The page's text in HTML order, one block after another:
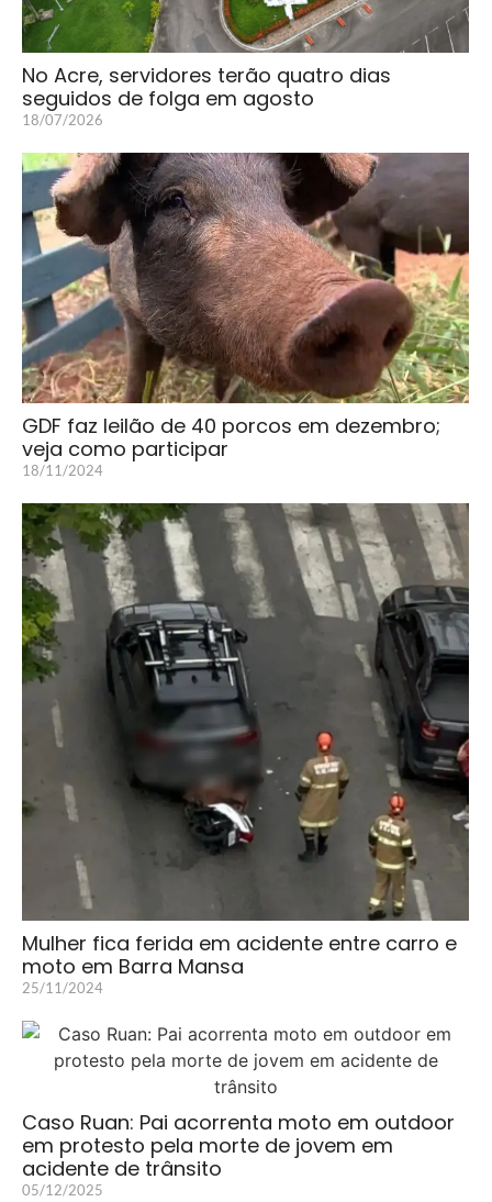
No Acre, servidores terão quatro dias
seguidos de folga em agosto
18/07/2026
GDF faz leilão de 40 porcos em dezembro;
veja como participar
18/11/2024
Mulher fica ferida em acidente entre carro e
moto em Barra Mansa
25/11/2024
Caso Ruan: Pai acorrenta moto em outdoor
em protesto pela morte de jovem em
acidente de trânsito
05/12/2025